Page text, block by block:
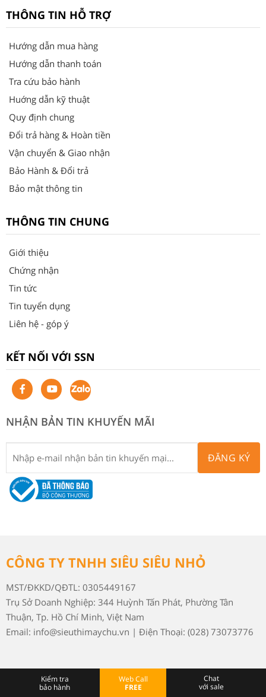
THÔNG TIN HỖ TRỢ
Hướng dẫn mua hàng
Hướng dẫn thanh toán
Tra cứu bảo hành
Huớng dẫn kỹ thuật
Quy định chung
Đổi trả hàng & Hoàn tiền
Vận chuyển & Giao nhận
Bảo Hành & Đổi trả
Bảo mật thông tin
THÔNG TIN CHUNG
Giới thiệu
Chứng nhận
Tin tức
Tin tuyển dụng
Liên hệ - góp ý
KẾT NỐI VỚI SSN
NHẬN BẢN TIN KHUYẾN MÃI
ĐĂNG KÝ
Kiểm tra
bảo hành
Web Call
FREE
Chat
với sale
CÔNG TY TNHH SIÊU SIÊU NHỎ
MST/ĐKKD/QĐTL: 0305449167
Trụ Sở Doanh Nghiệp: 344 Huỳnh Tấn Phát, Phường Tân
Thuận, Tp. Hồ Chí Minh, Việt Nam
Email: info@sieuthimaychu.vn | Điện Thoại: (028) 73073776